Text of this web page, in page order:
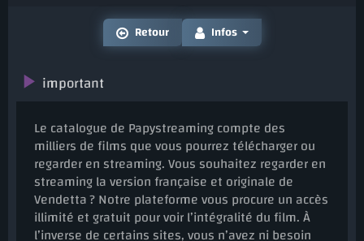
Retour Infos
important
Le catalogue de Papystreaming compte des
milliers de films que vous pourrez télécharger ou
regarder en streaming. Vous souhaitez regarder en
streaming la version française et originale de
Vendetta ? Notre plateforme vous procure un accès
illimité et gratuit pour voir l’intégralité du film. À
l’inverse de certains sites, vous n’avez ni besoin